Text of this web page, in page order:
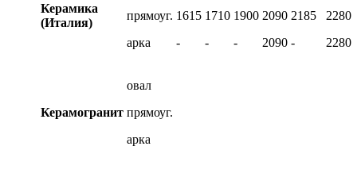
Керамика
(Италия)
прямоуг.
арка
1615
-
1710
-
1900
-
2090
2090
2185
-
2280
2280
Керамогранит
овал
прямоуг.
арка